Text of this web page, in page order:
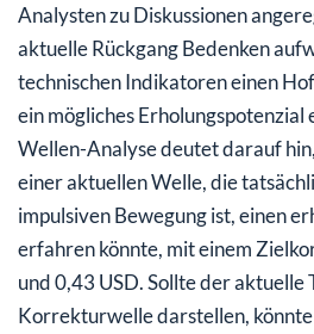
Analysten zu Diskussionen
aktuelle Rückgang Bedenken
technischen Indikatoren einen
ein mögliches Erholungspotenzial
Wellen-Analyse deutet darauf
einer aktuellen Welle, die
impulsiven Bewegung ist, einen
erfahren könnte, mit einem
und 0,43 USD. Sollte der aktuelle
Korrekturwelle darstellen,